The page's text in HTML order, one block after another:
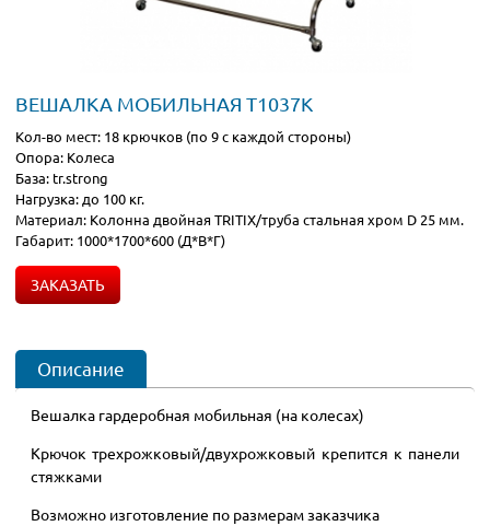
ВЕШАЛКА МОБИЛЬНАЯ T1037K
Кол-во мест: 18 крючков (по 9 с каждой стороны)
Опора: Колеса
База: tr.strong
Нагрузка: до 100 кг.
Материал: Колонна двойная TRITIX/труба стальная хром D 25 мм.
Габарит: 1000*1700*600 (Д*В*Г)
ЗАКАЗАТЬ
Описание
Вешалка гардеробная мобильная (на колесах)
Крючок трехрожковый/двухрожковый крепится к панели
стяжками
Возможно изготовление по размерам заказчика